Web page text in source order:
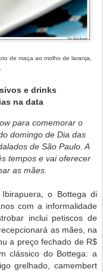
de maça ao molho de laranja,
e drinks
na data
para comemorar o
domingo de Dia das
de São Paulo. A
tempos e vai oferecer
as mães.
o Bottega di
com a informalidade
inclui petiscos de
as mães, na
a preço fechado de R$
clássico do Bottega: a
grelhado, camembert